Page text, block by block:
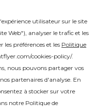
utilisateur sur le site
Web"), analyser le trafic et les
les préférences et les Politique
cookies-policy/.
nous pouvons partager vos
partenaires d'analyse. En
à stocker sur votre
notre Politique de